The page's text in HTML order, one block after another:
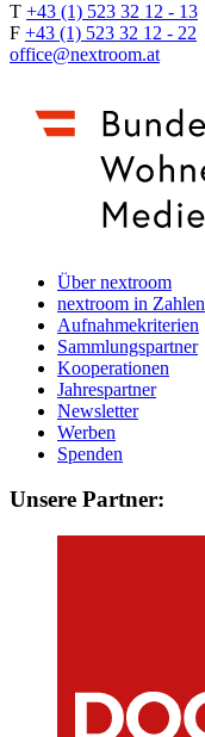
T +43 (1) 523 32 12 - 13
F +43 (1) 523 32 12 - 22
office@nextroom.at
Über nextroom
nextroom in Zahlen
Aufnahmekriterien
Sammlungspartner
Kooperationen
Jahrespartner
Newsletter
Werben
Spenden
Unsere Partner: